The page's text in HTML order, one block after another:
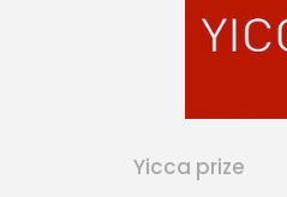
Yicca prize